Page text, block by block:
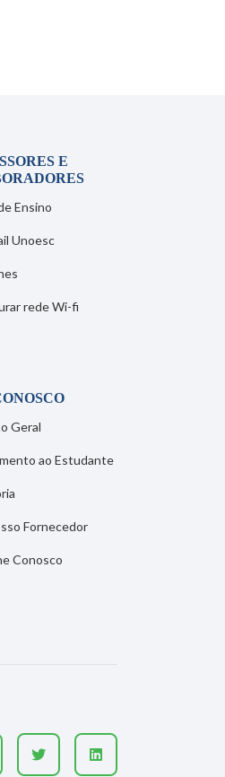
E
Ensino
Unoesc
rede Wi-fi
Geral
ao Estudante
Fornecedor
Conosco